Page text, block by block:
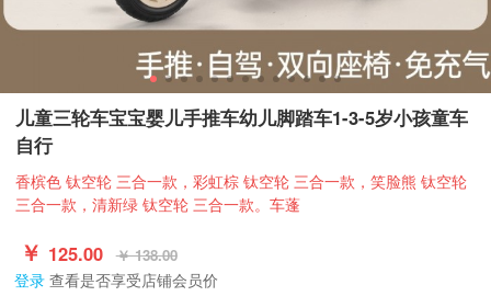
儿童三轮车宝宝婴儿手推车幼儿脚踏车1-3-5岁小孩童车
自行
香槟色 钛空轮 三合一款，彩虹棕 钛空轮 三合一款，笑脸熊 钛空轮
三合一款，清新绿 钛空轮 三合一款。车蓬
￥ 125.00 ￥ 138.00
登录 查看是否享受店铺会员价